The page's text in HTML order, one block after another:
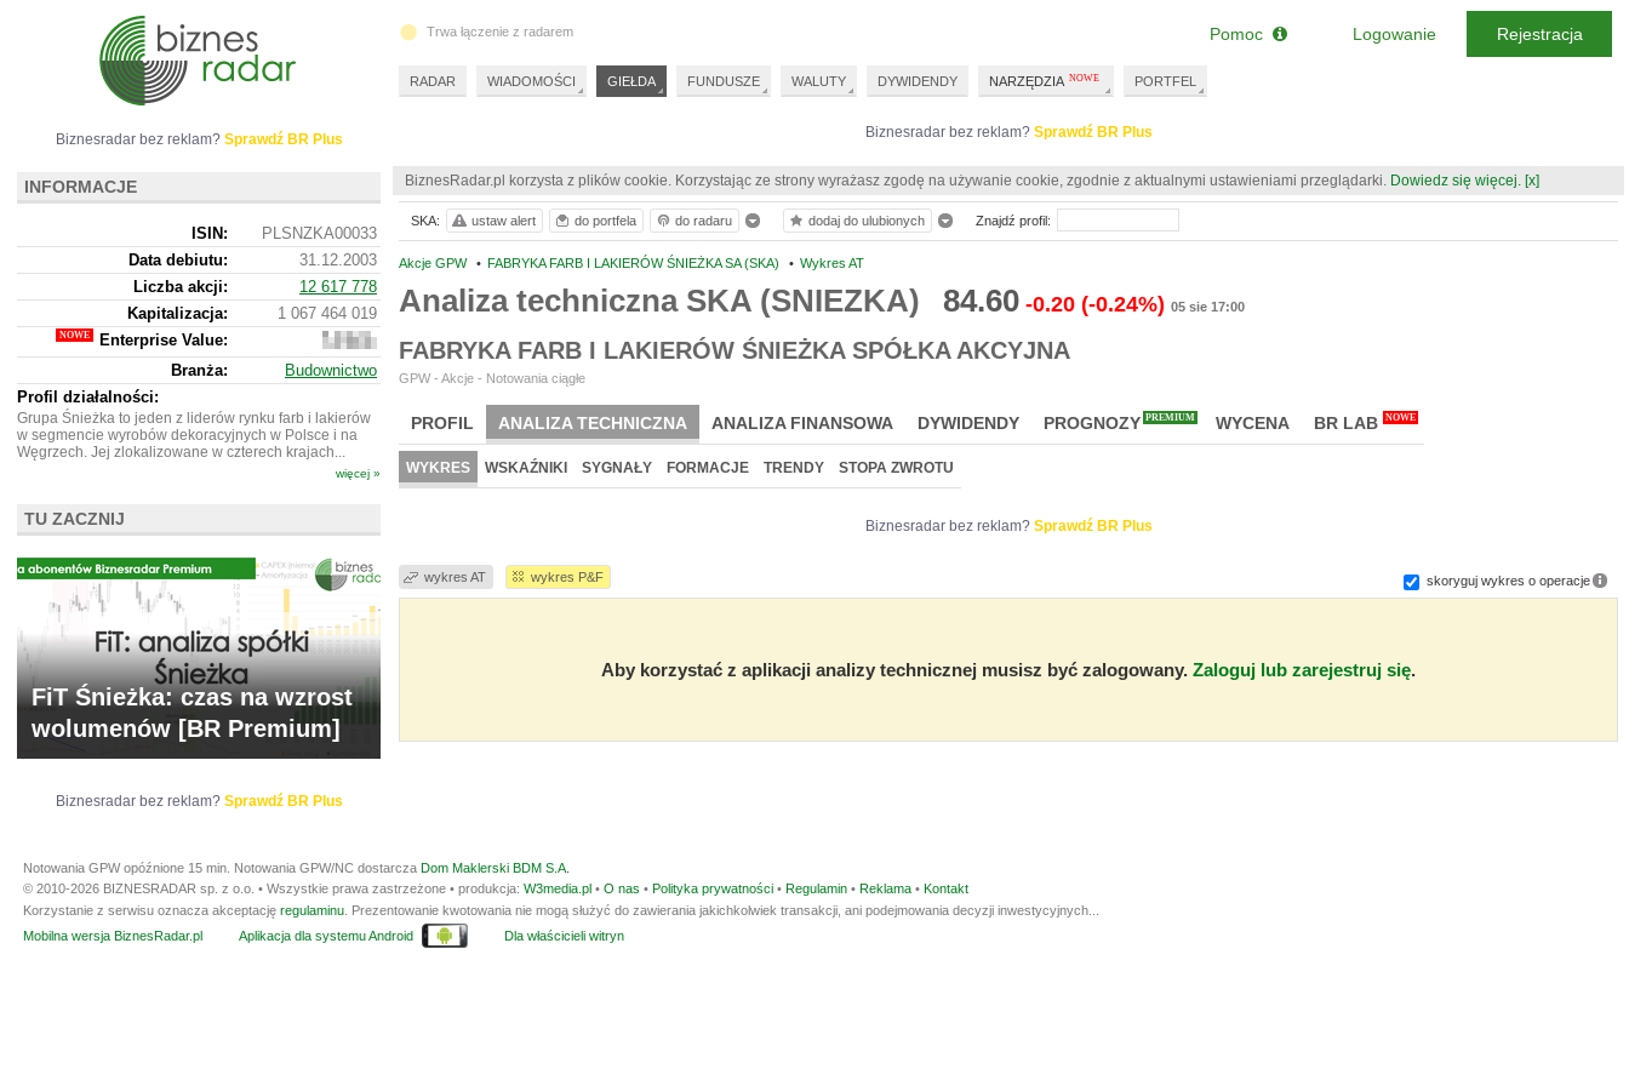
Biznesradar bez reklam? Sprawdź BR Plus
BiznesRadar.pl korzysta z plików cookie. Korzystając ze strony wyrażasz zgodę na używanie cookie, zgodnie z aktualnymi ustawieniami przeglądarki. Dowiedz się więcej. [x]
Akcje GPW • FABRYKA FARB I LAKIERÓW ŚNIEŻKA SA (SKA) • Wykres AT
Analiza techniczna SKA (SNIEZKA) 84.60 -0.20 (-0.24%) 05 sie 17:00
FABRYKA FARB I LAKIERÓW ŚNIEŻKA SPÓŁKA AKCYJNA
GPW - Akcje - Notowania ciągłe
PROFIL ANALIZA TECHNICZNA ANALIZA FINANSOWA DYWIDENDY PROGNOZY PREMIUM WYCENA BR LAB NOWE
WYKRES WSKAŹNIKI SYGNAŁY FORMACJE TRENDY STOPA ZWROTU
Biznesradar bez reklam? Sprawdź BR Plus
wykres AT wykres P&F skoryguj wykres o operacje
Aby korzystać z aplikacji analizy technicznej musisz być zalogowany. Zaloguj lub zarejestruj się.
SKA: ustaw alert do portfela do radaru dodaj do ulubionych Znajdź profil:
Biznesradar bez reklam? Sprawdź BR Plus
INFORMACJE
ISIN:
PLSNZKA00033
Data debiutu:
31.12.2003
Liczba akcji:
12 617 778
Kapitalizacja:
1 067 464 019
Enterprise Value:
1
223
432
Branża:
Budownictwo
Profil działalności:
Grupa Śnieżka to jeden z liderów rynku farb i lakierów
w segmencie wyrobów dekoracyjnych w Polsce i na
Węgrzech. Jej zlokalizowane w czterech krajach...
więcej »
TU ZACZNIJ
FiT Śnieżka: czas na wzrost
wolumenów [BR Premium]
Biznesradar bez reklam? Sprawdź BR Plus
Trwa łączenie z radarem
RADAR WIADOMOŚCI GIEŁDA FUNDUSZE WALUTY DYWIDENDY NARZĘDZIA PORTFEL
Pomoc Logowanie Rejestracja
Notowania GPW opóźnione 15 min. Notowania GPW/NC dostarcza Dom Maklerski BDM S.A.
© 2010-2026 BIZNESRADAR sp. z o.o. • Wszystkie prawa zastrzeżone • produkcja: W3media.pl • O nas • Polityka prywatności • Regulamin • Reklama • Kontakt
Korzystanie z serwisu oznacza akceptację regulaminu . Prezentowanie kwotowania nie mogą służyć do zawierania jakichkolwiek transakcji, ani podejmowania decyzji inwestycyjnych...
Mobilna wersja BiznesRadar.pl
Aplikacja dla systemu Android Dla właścicieli witryn